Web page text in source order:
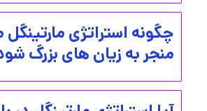
چگونه استراتژی مارتینگل
منجر به زیان های بزرگ